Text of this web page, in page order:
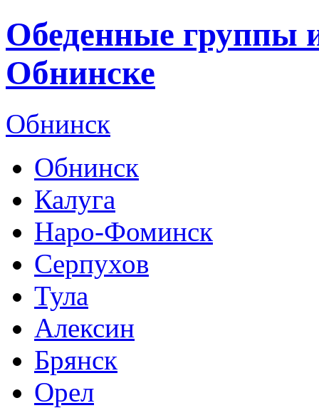
Обеденные группы
Обнинске
Обнинск
Обнинск
Калуга
Наро-Фоминск
Серпухов
Тула
Алексин
Брянск
Орел